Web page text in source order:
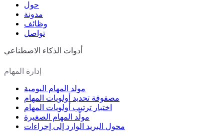
حول
مدونة
وظائف
تواصل
أدوات الذكاء الاصطناعي
إدارة المهام
مولد المهام اليومية
مصفوفة تحديد أولويات المهام
اختبار ترتيب أولويات المهام
مولّد المهام الصغيرة
محول البريد الوارد إلى إجراءات